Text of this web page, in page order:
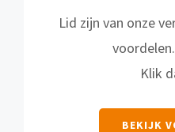
Lid zijn van onze
Klik
BEKIJK